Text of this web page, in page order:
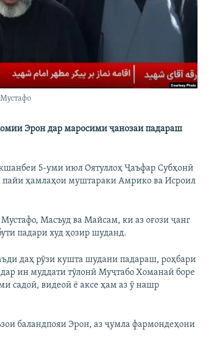
Эрон дар маросими ҷанозаи падараш
5-уми июл Оятуллоҳ Ҷаъфар Субҳонӣ
ҳамлаҳои муштараки Амрико ва Исроил
Масъуд ва Майсам, ки аз оғози ҷанг
падари худ ҳозир шуданд.
даҳ рӯзи кушта шудани падараш, роҳбари
ин муддати тӯлонӣ Муҷтабо Хоманаӣ боре
садоӣ, видеоӣ ё аксе ҳам аз ӯ нашр
баландпояи Эрон, аз ҷумла фармондеҳони